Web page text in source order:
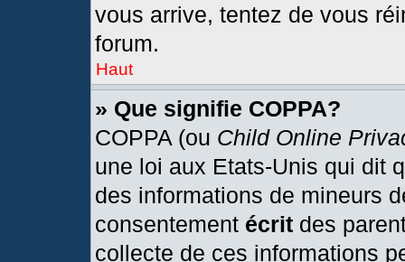
vous arrive, tentez de vous
forum.
Haut
» Que signifie COPPA?
COPPA (ou Child Online
une loi aux Etats-Unis qui dit
des informations de mineurs
consentement écrit des
collecte de ces informations